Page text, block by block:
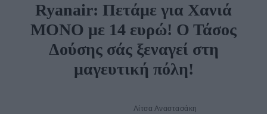
Ryanair: Πετάμε για Χανιά
ΜΟΝΟ με 14 ευρώ! Ο Τάσος
Δούσης σάς ξεναγεί στη
μαγευτική πόλη!
Λίτσα Αναστασάκη